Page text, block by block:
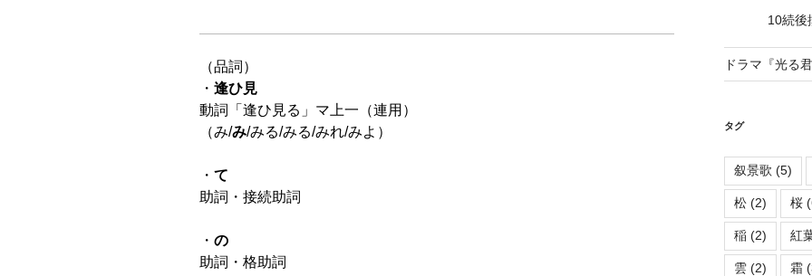
（品詞）
・ 逢ひ見
動詞「逢ひ見る」マ上一（連用）
（み/み/みる/みる/みれ/みよ）
・ て
助詞・接続助詞
・ の
助詞・格助詞
10続後
ドラマ『光る
タグ
叙景歌 (5)
松(2) 桜
稲(2) 紅
雲(2) 霜